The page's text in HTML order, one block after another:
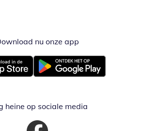
nu onze app
nieuw vensterOpent in nieuw venster
heine op sociale media